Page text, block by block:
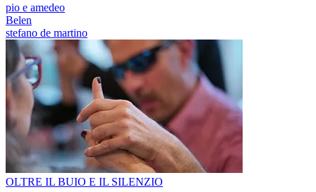
pio e amedeo
Belen
stefano de martino
OLTRE IL BUIO E IL SILENZIO